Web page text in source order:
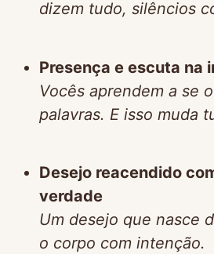
dizem tudo, silêncios
Presença e escuta na
Vocês aprendem a se
palavras. E isso muda
Desejo reacendido
verdade
Um desejo que nasce
o corpo com intenção.